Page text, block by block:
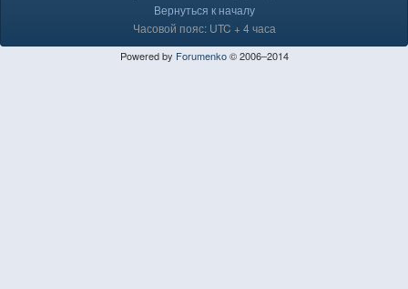
Вернуться к началу
Часовой пояс: UTC + 4 часа
Powered by Forumenko© 2006–2014